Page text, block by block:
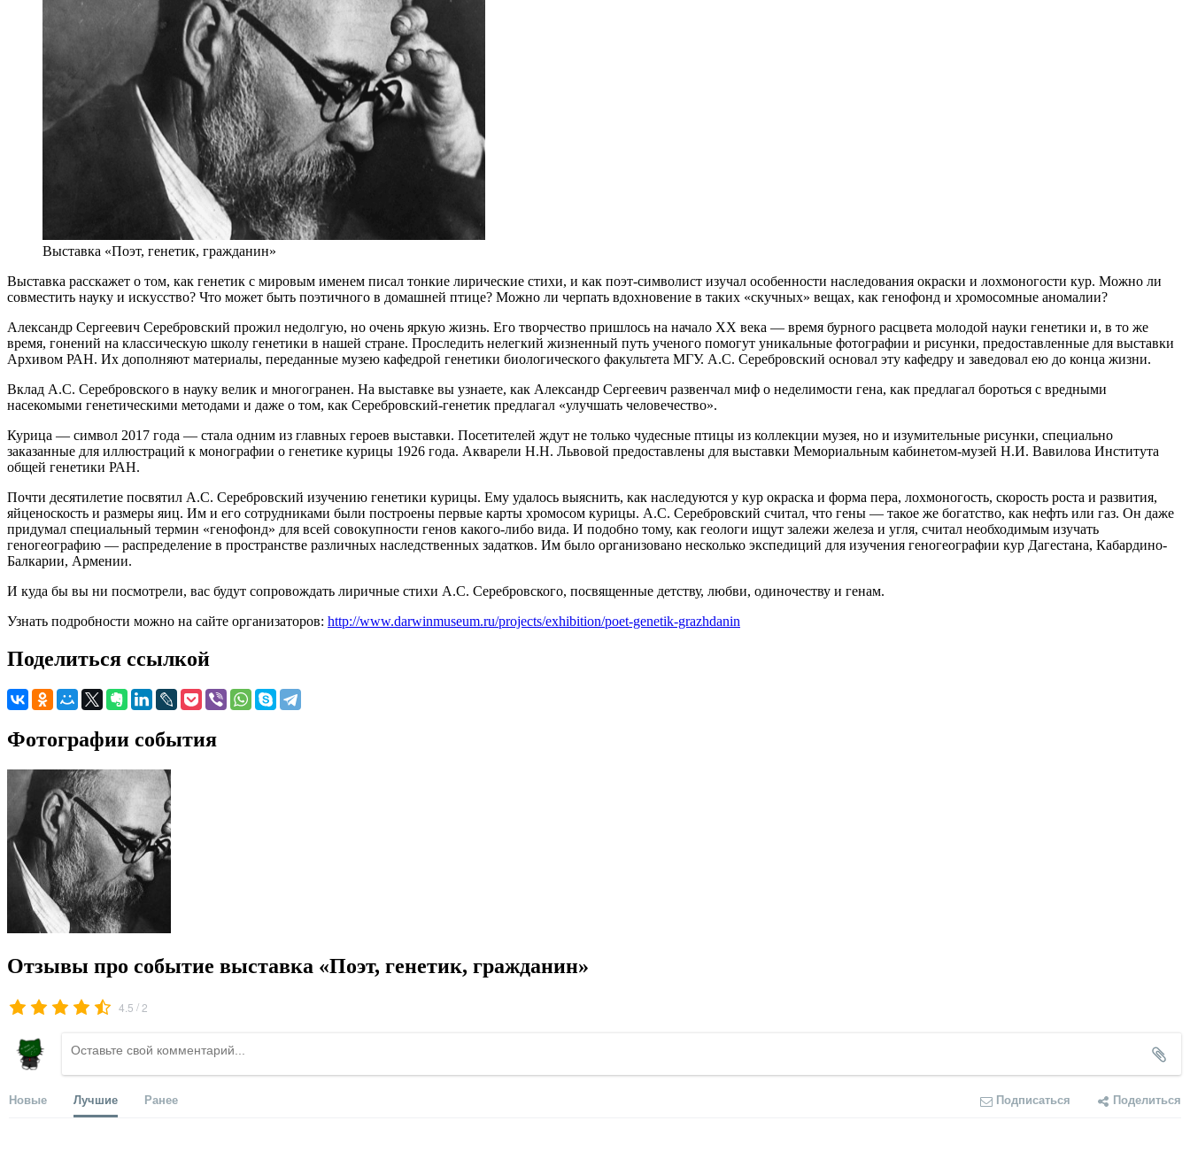
Выставка «Поэт, генетик, гражданин»
Выставка расскажет о том, как генетик с мировым именем писал тонкие лирические стихи, и как поэт-символист изучал особенности наследования окраски и лохмоногости кур. Можно ли
совместить науку и искусство? Что может быть поэтичного в домашней птице? Можно ли черпать вдохновение в таких «скучных» вещах, как генофонд и хромосомные аномалии?
Александр Сергеевич Серебровский прожил недолгую, но очень яркую жизнь. Его творчество пришлось на начало XX века — время бурного расцвета молодой науки генетики и, в то же
время, гонений на классическую школу генетики в нашей стране. Проследить нелегкий жизненный путь ученого помогут уникальные фотографии и рисунки, предоставленные для выставки
Архивом РАН. Их дополняют материалы, переданные музею кафедрой генетики биологического факультета МГУ. А.С. Серебровский основал эту кафедру и заведовал ею до конца жизни.
Вклад А.С. Серебровского в науку велик и многогранен. На выставке вы узнаете, как Александр Сергеевич развенчал миф о неделимости гена, как предлагал бороться с вредными
насекомыми генетическими методами и даже о том, как Серебровский-генетик предлагал «улучшать человечество».
Курица — символ 2017 года — стала одним из главных героев выставки. Посетителей ждут не только чудесные птицы из коллекции музея, но и изумительные рисунки, специально
заказанные для иллюстраций к монографии о генетике курицы 1926 года. Акварели Н.Н. Львовой предоставлены для выставки Мемориальным кабинетом-музей Н.И. Вавилова Института
общей генетики РАН.
Почти десятилетие посвятил А.С. Серебровский изучению генетики курицы. Ему удалось выяснить, как наследуются у кур окраска и форма пера, лохмоногость, скорость роста и развития,
яйценоскость и размеры яиц. Им и его сотрудниками были построены первые карты хромосом курицы. А.С. Серебровский считал, что гены — такое же богатство, как нефть или газ. Он даже
придумал специальный термин «генофонд» для всей совокупности генов какого-либо вида. И подобно тому, как геологи ищут залежи железа и угля, считал необходимым изучать
геногеографию — распределение в пространстве различных наследственных задатков. Им было организовано несколько экспедиций для изучения геногеографии кур Дагестана, Кабардино-
Балкарии, Армении.
И куда бы вы ни посмотрели, вас будут сопровождать лиричные стихи А.С. Серебровского, посвященные детству, любви, одиночеству и генам.
Узнать подробности можно на сайте организаторов: http://www.darwinmuseum.ru/projects/exhibition/poet-genetik-grazhdanin
Поделиться ссылкой
Фотографии события
Отзывы про событие выставка «Поэт, генетик, гражданин»
4.5 /2
Новые Лучшие Ранее Подписаться Поделиться